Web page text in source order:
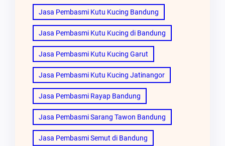
Jasa Pembasmi Kutu Kucing Bandung
Jasa Pembasmi Kutu Kucing di Bandung
Jasa Pembasmi Kutu Kucing Garut
Jasa Pembasmi Kutu Kucing Jatinangor
Jasa Pembasmi Rayap Bandung
Jasa Pembasmi Sarang Tawon Bandung
Jasa Pembasmi Semut di Bandung